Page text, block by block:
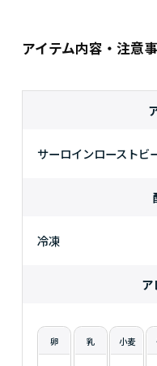
アイテム内容・注意
サーロインローストビ
冷凍
ア
卵 乳 小麦